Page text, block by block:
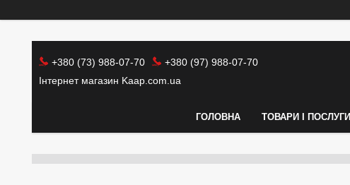
+380 (73) 988-07-70
+380 (97) 988-07-70
Інтернет магазин Kaap.com.ua
ГОЛОВНА ТОВАРИ І ПОСЛУГИ